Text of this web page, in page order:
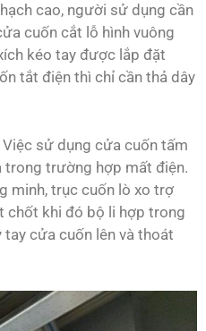
cao, người sử dụng cần
cuốn cắt lỗ hình vuông
kéo tay được lắp đặt
tắt điện thì chỉ cần thả dây
sử dụng cửa cuốn tấm
trong trường hợp mất điện.
minh, trục cuốn lò xo trợ
chốt khi đó bộ li hợp trong
tay cửa cuốn lên và thoát